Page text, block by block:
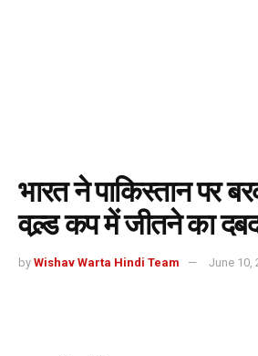
भारत ने पाकिस्तान पर
वल्र्ड कप में जीतने का
by Wishav Warta Hindi Team June 10,